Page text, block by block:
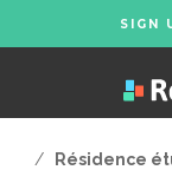
SIGN
/
Résidence